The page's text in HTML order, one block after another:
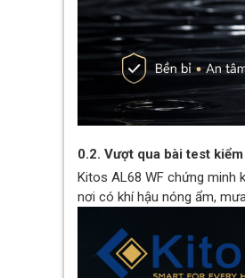
0.2. Vượt qua bài test
Kitos AL68 WF chứng minh
nơi có khí hậu nóng ẩm,